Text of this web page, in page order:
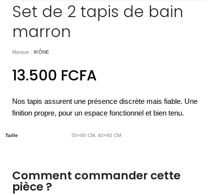
Set de 2 tapis de bain
marron
Marque : IKÔNE
13.500 FCFA
Nos tapis assurent une présence discrète mais fiable. Une
finition propre, pour un espace fonctionnel et bien tenu.
Taille 50×80 CM, 40×60 CM
Comment commander cette
pièce ?